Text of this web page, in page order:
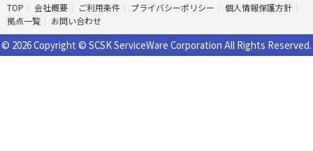
TOP 会社概要 ご利用条件 プライバシーポリシー
個人情報保護方針
拠点一覧
お問い合わせ
© 2026 Copyright © SCSK ServiceWare Corporation All Rights Reserved.